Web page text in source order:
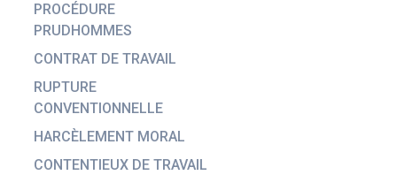
PROCÉDURE
PRUDHOMMES
CONTRAT DE TRAVAIL
RUPTURE
CONVENTIONNELLE
HARCÈLEMENT MORAL
CONTENTIEUX DE TRAVAIL